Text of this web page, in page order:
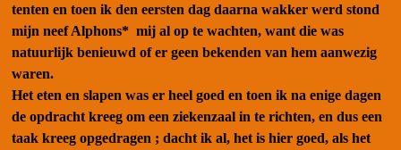
tenten en toen ik den eersten dag daarna wakker werd stond
mijn neef Alphons* mij al op te wachten, want die was
natuurlijk benieuwd of er geen bekenden van hem aanwezig
waren.
Het eten en slapen was er heel goed en toen ik na enige dagen
de opdracht kreeg om een ziekenzaal in te richten, en dus een
taak kreeg opgedragen ; dacht ik al, het is hier goed, als het